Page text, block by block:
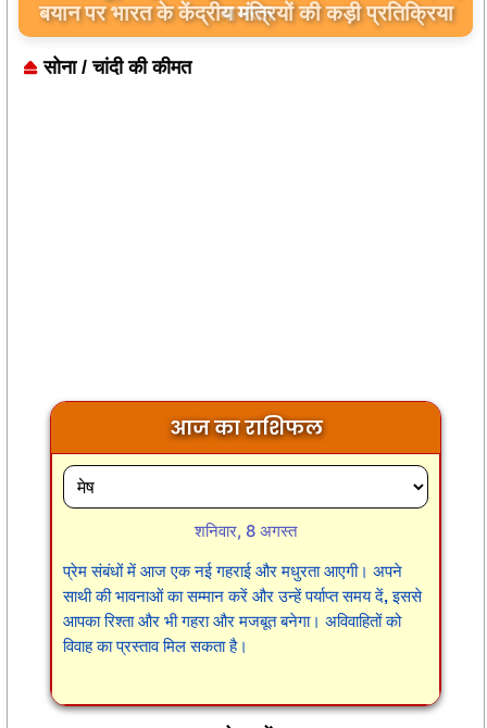
बयान पर भारत के केंद्रीय मंत्रियों की कड़ी प्रतिक्रिया
सोना / चांदी की कीमत
आज का राशिफल
शनिवार, 8 अगस्त
प्रेम संबंधों में आज एक नई गहराई और मधुरता आएगी। अपने
साथी की भावनाओं का सम्मान करें और उन्हें पर्याप्त समय दें, इससे
आपका रिश्ता और भी गहरा और मजबूत बनेगा। अविवाहितों को
विवाह का प्रस्ताव मिल सकता है।